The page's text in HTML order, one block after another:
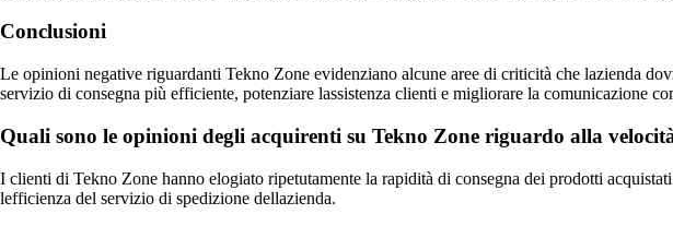
Conclusioni
Le opinioni negative riguardanti Tekno Zone evidenziano alcune aree di criticità che lazienda
servizio di consegna più efficiente, potenziare lassistenza clienti e migliorare la comunicazione
Quali sono le opinioni degli acquirenti su Tekno Zone riguardo alla
I clienti di Tekno Zone hanno elogiato ripetutamente la rapidità di consegna dei prodotti
lefficienza del servizio di spedizione dellazienda.